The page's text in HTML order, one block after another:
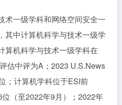
术一级学科和网络空间安全一
其中计算机科学与技术一级学
算机科学与技术一级学科在
估中评为A；2023 U.S.News
；计算机学科位于ESI前
（至2022年9月）；2022年